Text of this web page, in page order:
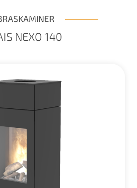
NEXO 140